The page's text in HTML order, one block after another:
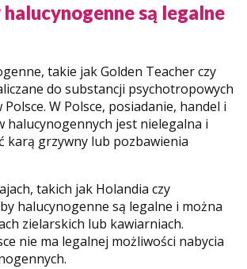
są legalne
takie jak Golden Teacher czy
do substancji psychotropowych
W Polsce, posiadanie, handel i
halucynogennych jest nielegalna i
karą grzywny lub pozbawienia
takich jak Holandia czy
halucynogenne są legalne i można
zielarskich lub kawiarniach.
nie ma legalnej możliwości nabycia